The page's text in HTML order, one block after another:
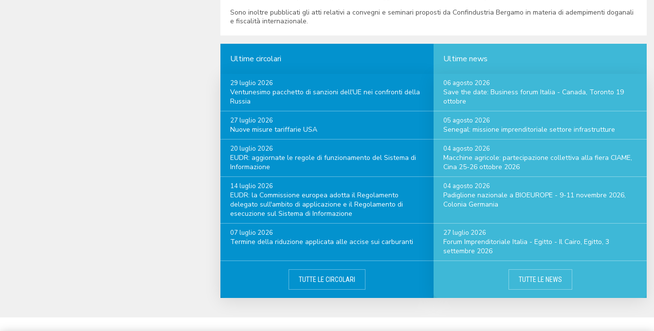
Sono inoltre pubblicati gli atti relativi a convegni e seminari proposti da Confindustria Bergamo in materia di adempimenti doganali
e fiscalità internazionale.
Ultime circolari
29 luglio 2026
Ventunesimo pacchetto di sanzioni dell'UE nei confronti della
Russia
27 luglio 2026
Nuove misure tariffarie USA
20 luglio 2026
EUDR: aggiornate le regole di funzionamento del Sistema di
Informazione
14 luglio 2026
EUDR: la Commissione europea adotta il Regolamento
delegato sull'ambito di applicazione e il Regolamento di
esecuzione sul Sistema di Informazione
07 luglio 2026
Termine della riduzione applicata alle accise sui carburanti
TUTTE LE CIRCOLARI
Ultime news
06 agosto 2026
Save the date: Business forum Italia - Canada, Toronto 19
ottobre
05 agosto 2026
Senegal: missione imprenditoriale settore infrastrutture
04 agosto 2026
Macchine agricole: partecipazione collettiva alla fiera CIAME,
Cina 25-26 ottobre 2026
04 agosto 2026
Padiglione nazionale a BIOEUROPE - 9-11 novembre 2026,
Colonia Germania
27 luglio 2026
Forum Imprenditoriale Italia - Egitto - Il Cairo, Egitto, 3
settembre 2026
TUTTE LE NEWS